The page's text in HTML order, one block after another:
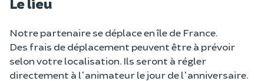
Notre partenaire se déplace en île de France.
Des frais de déplacement peuvent être à prévoir
selon votre localisation. Ils seront à régler
directement à l'animateur le jour de l'anniversaire.